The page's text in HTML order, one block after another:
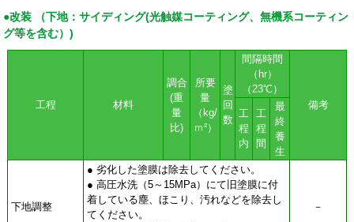
●改装 （下地：サイディング(光触媒コーティング、無機系コーティン
グ等を含む）)
工程 材料
調合
(重
量
比)
所要
量
（kg/
ｍ²）
塗
回
数
間隔時間
（hr）
（23℃）
備考
工
程
内
工
程
間
最
終
養
生
下地調整
● 劣化した塗膜は除去してください。
● 高圧水洗（5～15MPa）にて旧塗膜に付
着している塵、ほこり、汚れなどを除去し
てください。
－